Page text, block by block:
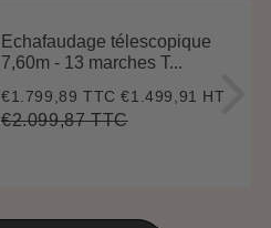
Echafaudage télescopique
7,60m - 13 marches T...
Prix
réduit
€1.799,89 TTC€1.799,89
€1.499,91 HT
Prix
€2.099,87 TTC€2.099,87